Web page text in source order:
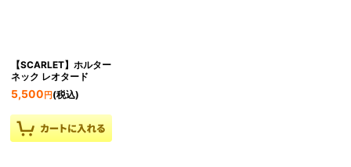
【SCARLET】ホルター
ネック レオタード
5,500 円 (税込)